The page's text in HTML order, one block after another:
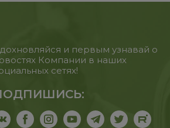
и первым узнавай о
Компании в наших
сетях!